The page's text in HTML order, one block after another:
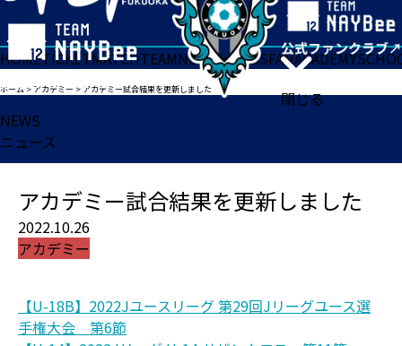
閉じる
HOMETICKETMATCHTEAMNEWSGOODSFANACADEMY
ホーム > アカデミー > アカデミー試合結果を更新しました
NEWS
ニュース
アカデミー試合結果を更新しました
2022.10.26
アカデミー
【U-18B】2022Jユースリーグ 第29回Jリーグユース選
手権大会 第6節